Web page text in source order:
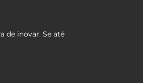
de inovar. Se até